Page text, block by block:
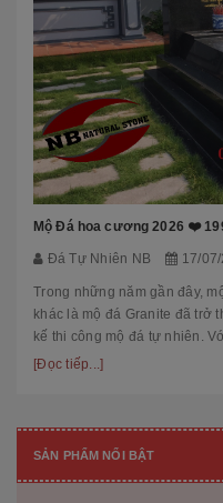
Mộ Đá hoa cương 2026 ❤️
Đá Tự Nhiên NB 17/
Trong những năm gần đây,
khác là mộ đá Granite đã trở
kế thi công mộ đá tự nhiên.
hiệ...
[Đọc tiếp...]
SẢN PHẨM NỔI BẬT